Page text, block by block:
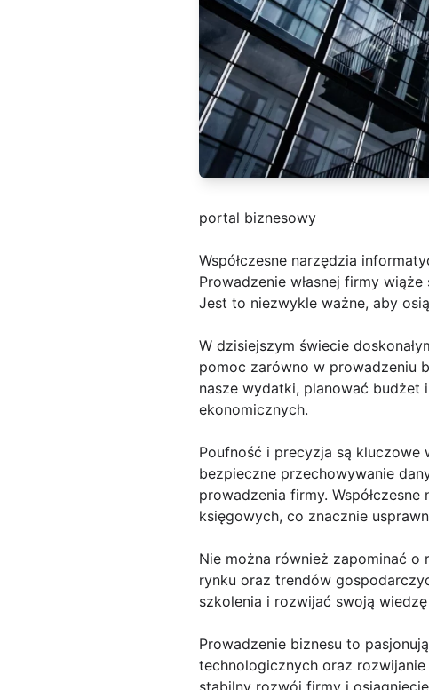
portal biznesowy
Współczesne narzędzia
Prowadzenie własnej firmy
Jest to niezwykle ważne, aby
W dzisiejszym świecie
pomoc zarówno w prowadzeniu
nasze wydatki, planować
ekonomicznych.
Poufność i precyzja są
bezpieczne przechowywanie
prowadzenia firmy.
księgowych, co znacznie
Nie można również zapominać o
rynku oraz trendów
szkolenia i rozwijać swoją
Prowadzenie biznesu to
technologicznych oraz